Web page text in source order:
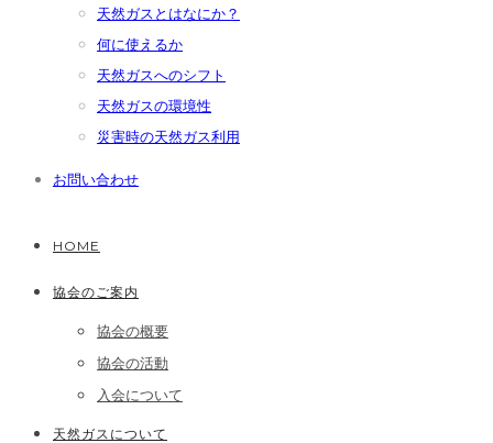
天然ガスとはなにか？
何に使えるか
天然ガスへのシフト
天然ガスの環境性
災害時の天然ガス利用
お問い合わせ
HOME
協会のご案内
協会の概要
協会の活動
入会について
天然ガスについて